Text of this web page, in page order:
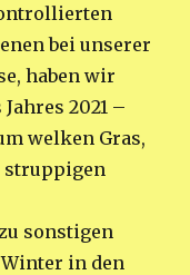
bei unserer
haben wir
2021 –
welken Gras,
struppigen
sonstigen
in den